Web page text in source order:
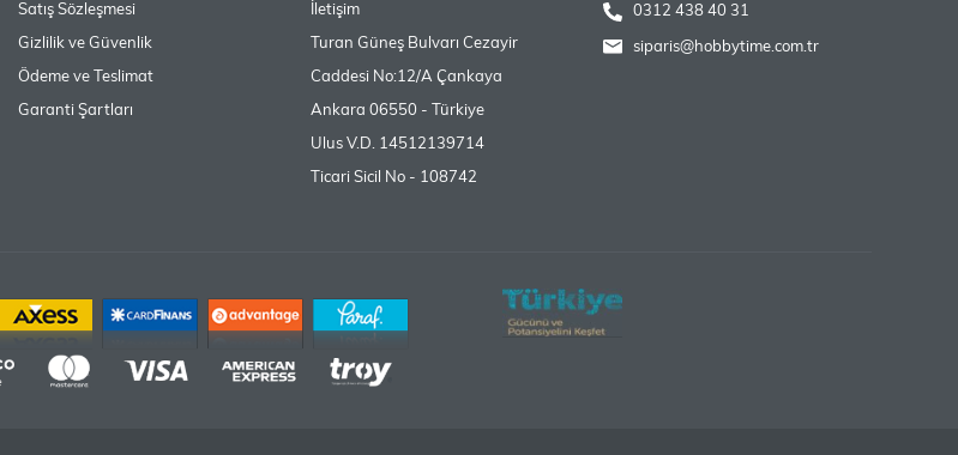
Satış Sözleşmesi
Gizlilik ve Güvenlik
Ödeme ve Teslimat
Garanti Şartları
İletişim
Turan Güneş Bulvarı Cezayir
Caddesi No:12/A Çankaya
Ankara 06550 - Türkiye
Ulus V.D. 14512139714
Ticari Sicil No - 108742
0312 438 40 31
siparis@hobbytime.com.tr